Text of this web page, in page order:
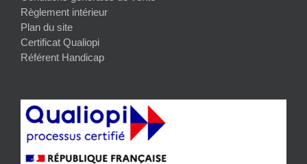
Règlement intérieur
Plan du site
Certificat Qualiopi
Référent Handicap